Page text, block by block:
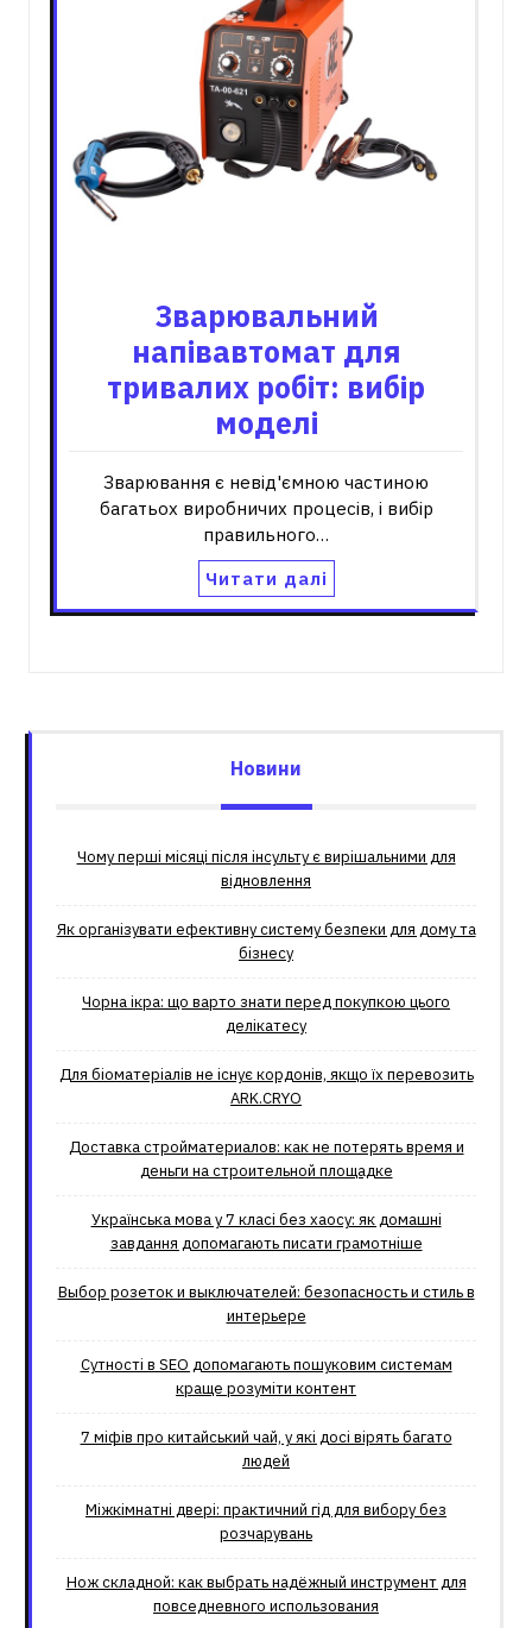
Зварювальний
напівавтомат для
тривалих робіт: вибір
моделі
Зварювання є невід'ємною частиною
багатьох виробничих процесів, і вибір
правильного…
Читати далі
Новини
Чому перші місяці після інсульту є вирішальними для
відновлення
Як організувати ефективну систему безпеки для дому та
бізнесу
Чорна ікра: що варто знати перед покупкою цього
делікатесу
Для біоматеріалів не існує кордонів, якщо їх перевозить
ARK.CRYO
Доставка стройматериалов: как не потерять время и
деньги на строительной площадке
Українська мова у 7 класі без хаосу: як домашні
завдання допомагають писати грамотніше
Выбор розеток и выключателей: безопасность и стиль в
интерьере
Сутності в SEO допомагають пошуковим системам
краще розуміти контент
7 міфів про китайський чай, у які досі вірять багато
людей
Міжкімнатні двері: практичний гід для вибору без
розчарувань
Нож складной: как выбрать надёжный инструмент для
повседневного использования